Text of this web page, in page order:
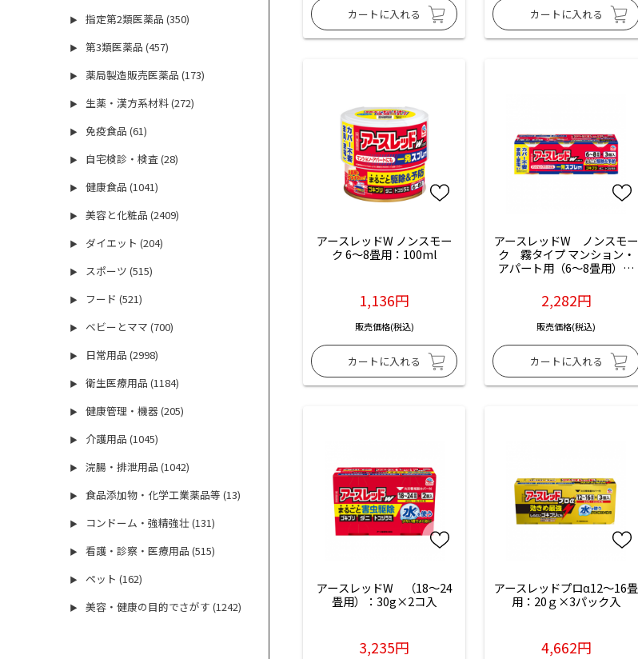
▶ 指定第2類医薬品 (350)
▶ 第3類医薬品 (457)
▶ 薬局製造販売医薬品 (173)
▶ 生薬・漢方系材料 (272)
▶ 免疫食品 (61)
▶ 自宅検診・検査 (28)
▶ 健康食品 (1041)
▶ 美容と化粧品 (2409)
▶ ダイエット (204)
▶ スポーツ (515)
▶ フード (521)
▶ ベビーとママ (700)
▶ 日常用品 (2998)
▶ 衛生医療用品 (1184)
▶ 健康管理・機器 (205)
▶ 介護用品 (1045)
▶ 浣腸・排泄用品 (1042)
▶ 食品添加物・化学工業薬品等 (13)
▶ コンドーム・強精強壮 (131)
▶ 看護・診察・医療用品 (515)
▶ ペット (162)
▶ 美容・健康の目的でさがす (1242)
アースレッドW ノンスモー
ク 6～8畳用：100ml
1,136円
販売価格(税込)
アースレッドW　ノンスモー
ク　霧タイプ マンション・
アパート用（6～8畳用）：
2,282円
販売価格(税込)
アースレッドW　（18～24
畳用）：30g×2コ入
3,235円
アースレッドプロα12～16畳
用：20ｇ×3パック入
4,662円